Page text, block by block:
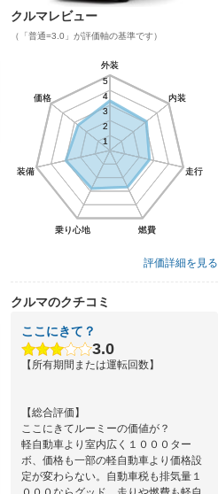
クルマレビュー
（「普通=3.0」が評価軸の基準です）
外装
内装
走行
燃費
乗り心地
装備
価格
1
2
3
4
5
外装
内装
走行
燃費
乗り心地
装備
価格
1
2
3
4
5
評価詳細を見る
クルマのクチコミ
ここにきて？
3.0
【所有期間または運転回数】
【総合評価】
ここにきてルーミーの価値が？
軽自動車より室内広く１０００ター
ボ、価格も一部の軽自動車より価格設
定が変わらない。自動車税も排気量１